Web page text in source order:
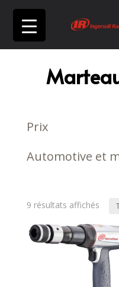
Prix
Automotive et
9 résultats affichésTrié
prix